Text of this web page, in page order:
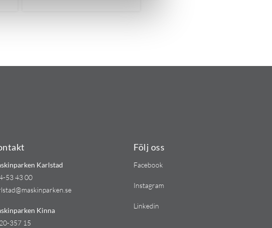
Karlstad
53 43 00
Kinna
357 15
Följ oss
Facebook
Instagram
Linkedin